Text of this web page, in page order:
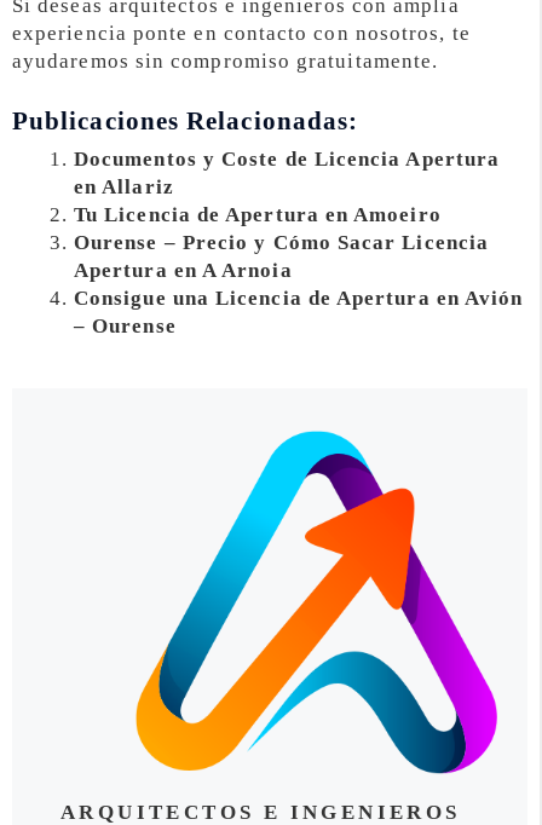
Si deseas arquitectos e ingenieros con amplia
experiencia ponte en contacto con nosotros, te
ayudaremos sin compromiso gratuitamente.
Publicaciones Relacionadas:
Documentos y Coste de Licencia Apertura
en Allariz
Tu Licencia de Apertura en Amoeiro
Ourense – Precio y Cómo Sacar Licencia
Apertura en A Arnoia
Consigue una Licencia de Apertura en Avión
– Ourense
ARQUITECTOS E INGENIEROS